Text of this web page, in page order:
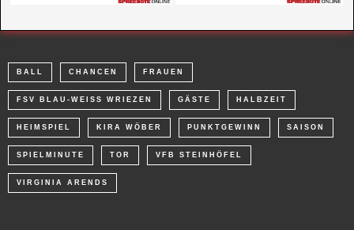
BALL CHANCEN FRAUEN
FSV BLAU-WEISS WRIEZEN GÄSTE HALBZEIT
HEIMSPIEL KIRA WÖBER PUNKTGEWINN SAISON
SPIELMINUTE TOR VFB STEINHÖFEL
VIRGINIA ARENDS